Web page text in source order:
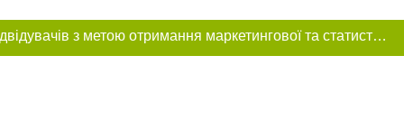
Цей сайт використовує «cookies». Також веб-сайт використовує інтернет-сервіс для збору технічних даних стосовно відвідувачів з метою отримання маркетингової та статистичної інформації. Умови обробки даних відвідувачів сайту див.